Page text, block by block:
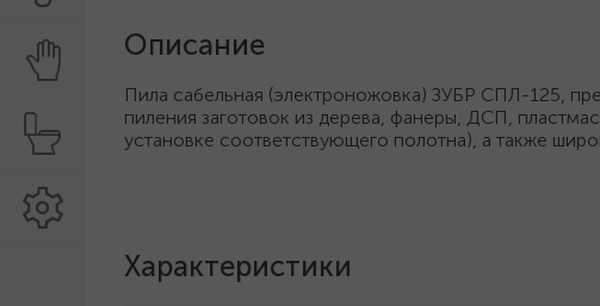
Описание
Пила сабельная (электроножовка) ЗУБР СПЛ-125,
пиления заготовок из дерева, фанеры, ДСП,
установке соответствующего полотна), а также
Характеристики